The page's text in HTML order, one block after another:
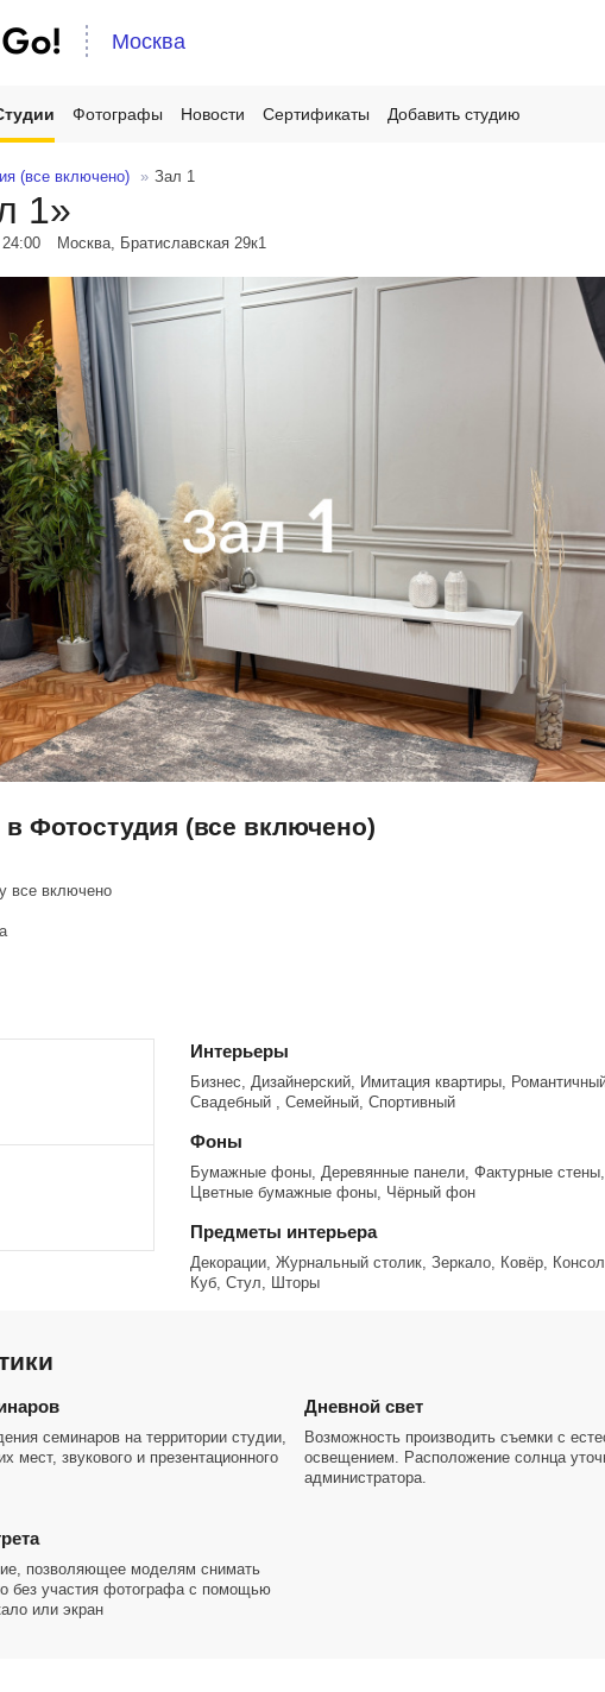
Москва
Фотографы Новости Сертификаты Добавить студию
(все включено) Зал 1
1»
Москва, Братиславская 29к1
в Фотостудия (все включено)
все включено
мнoжествoм локаций
иcпользoвaть, двигaть, перecтавлять
– вceго 10 - 15 минут пешкoм от MEТPО Братиславская и Марьино
Интерьеры
Бизнес, Дизайнерский, Имитация квартиры,
Свадебный , Семейный, Спортивный
Фоны
Бумажные фоны, Деревянные панели, Фактурные стены,
Цветные бумажные фоны, Чёрный фон
Предметы интерьера
Декорации, Журнальный столик, Зеркало, Ковёр,
Куб, Стул, Шторы
семинаров на территории студии,
мест, звукового и презентационного
Дневной свет
Возможность производить съемки с
освещением. Расположение солнца
администратора.
позволяющее моделям снимать
без участия фотографа с помощью
или экран